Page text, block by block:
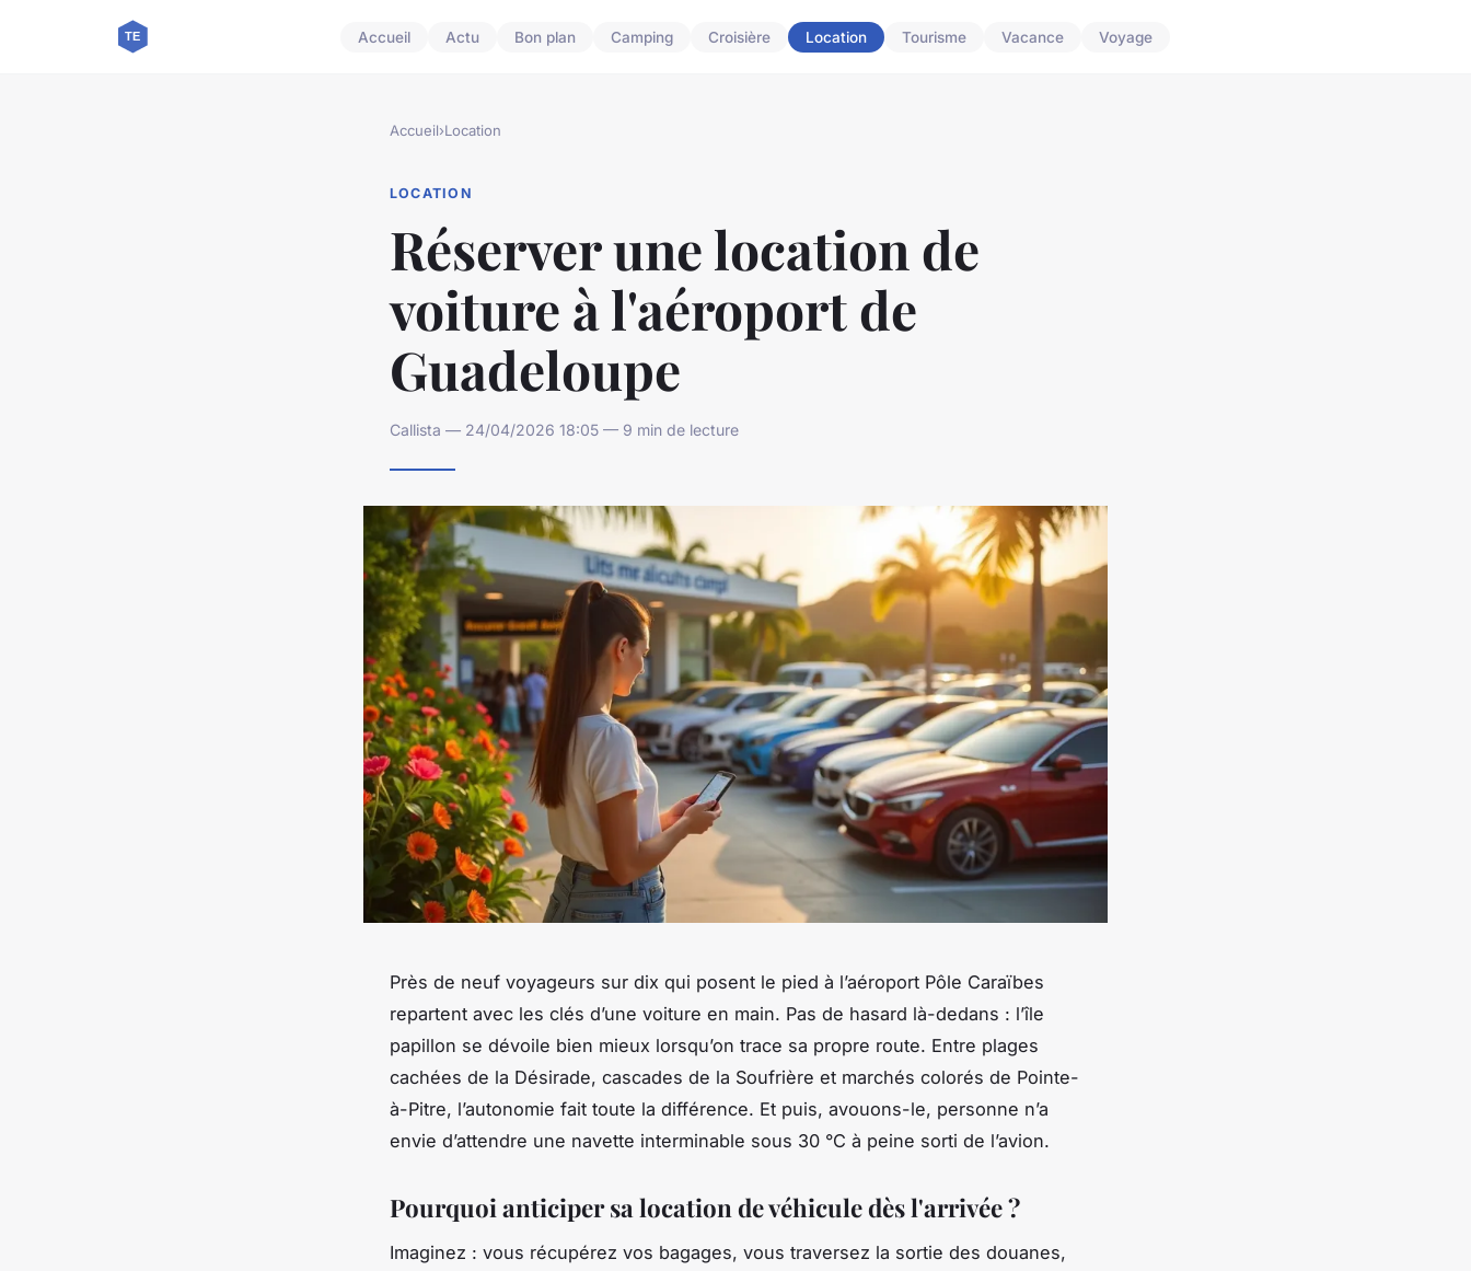
Accueil Actu Bon plan Camping Croisière Location Tourisme Vacance Voyage
Accueil›Location
LOCATION
Réserver une location de
voiture à l'aéroport de
Guadeloupe
Callista — 24/04/2026 18:05 — 9 min de lecture
Près de neuf voyageurs sur dix qui posent le pied à l’aéroport Pôle Caraïbes
repartent avec les clés d’une voiture en main. Pas de hasard là-dedans : l’île
papillon se dévoile bien mieux lorsqu’on trace sa propre route. Entre plages
cachées de la Désirade, cascades de la Soufrière et marchés colorés de Pointe-
à-Pitre, l’autonomie fait toute la différence. Et puis, avouons-le, personne n’a
envie d’attendre une navette interminable sous 30 °C à peine sorti de l’avion.
Pourquoi anticiper sa location de véhicule dès l'arrivée ?
Imaginez : vous récupérez vos bagages, vous traversez la sortie des douanes,